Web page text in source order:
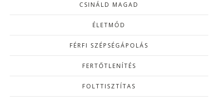
CSINÁLD MAGAD
ÉLETMÓD
FÉRFI SZÉPSÉGÁPOLÁS
FERTŐTLENÍTÉS
FOLTTISZTÍTAS